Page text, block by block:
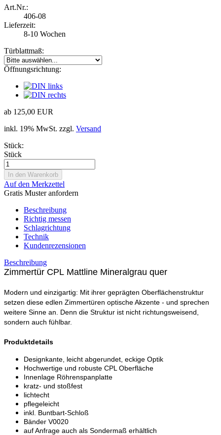
Art.Nr.:
406-08
Lieferzeit:
8-10 Wochen
Türblattmaß:
Öffnungsrichtung:
ab 125,00 EUR
inkl. 19% MwSt. zzgl. Versand
Stück:
Stück
Auf den Merkzettel
Gratis Muster anfordern
Beschreibung
Richtig messen
Schlagrichtung
Technik
Kundenrezensionen
Beschreibung
Zimmertür CPL Mattline Mineralgrau quer
Modern und einzigartig: Mit ihrer geprägten Oberflächenstruktur
setzen diese edlen Zimmertüren optische Akzente - und sprechen
weitere Sinne an. Denn die Struktur ist nicht richtungsweisend,
sondern auch fühlbar.
Produktdetails
Designkante, leicht abgerundet, eckige Optik
Hochwertige und robuste CPL Oberfläche
Innenlage Röhrenspanplatte
kratz- und stoßfest
lichtecht
pflegeleicht
inkl. Buntbart-Schloß
Bänder V0020
auf Anfrage auch als Sondermaß erhältlich